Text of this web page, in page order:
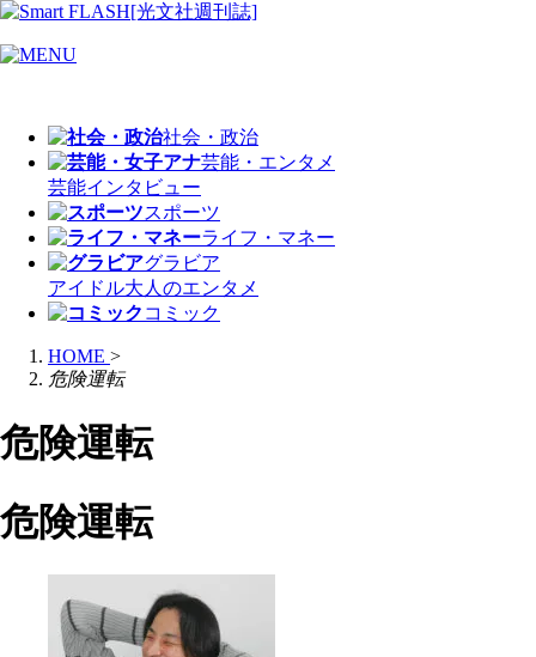
社会・政治
芸能・エンタメ
芸能インタビュー
スポーツ
ライフ・マネー
グラビア
アイドル大人のエンタメ
コミック
HOME >
危険運転
危険運転
危険運転